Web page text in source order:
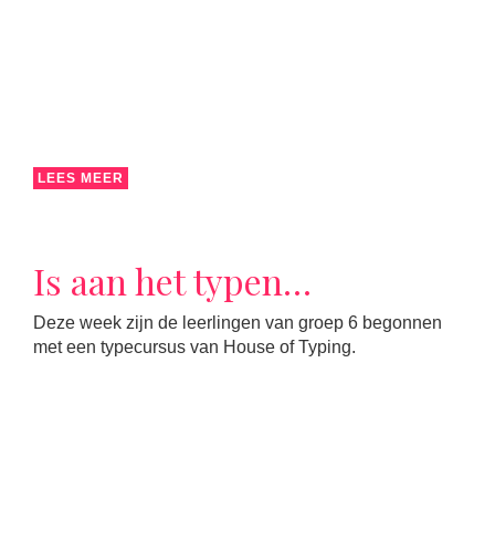
LEES MEER
Is aan het typen…
Deze week zijn de leerlingen van groep 6 begonnen
met een typecursus van House of Typing.